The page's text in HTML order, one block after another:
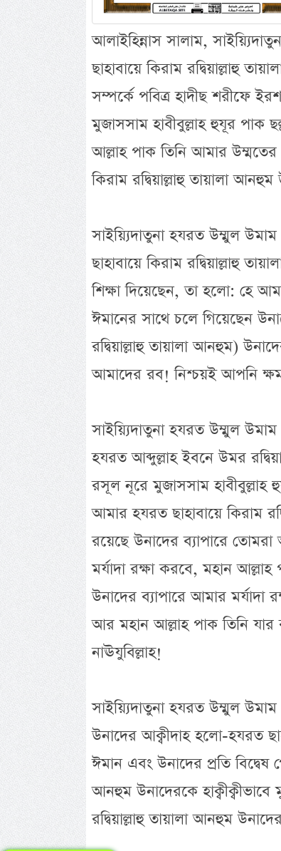
আলাইহিন্নাস সালাম,
ছাহাবায়ে কিরাম রদ্বিয়াল্লাহু
সম্পর্কে পবিত্র হাদীছ শরীফে
মুজাসসাম হাবীবুল্লাহ হুযূর পাক
আল্লাহ পাক তিনি আমার
কিরাম রদ্বিয়াল্লাহু তায়ালা
সাইয়্যিদাতুনা হযরত উম্মুল
ছাহাবায়ে কিরাম রদ্বিয়াল্লাহু
শিক্ষা দিয়েছেন, তা হলো: হে
ঈমানের সাথে চলে গিয়েছেন
রদ্বিয়াল্লাহু তায়ালা আনহুম)
আমাদের রব! নিশ্চয়ই আপনি
সাইয়্যিদাতুনা হযরত উম্মুল
হযরত আব্দুল্লাহ ইবনে উমর
রসূল নূরে মুজাসসাম হাবীবুল্লাহ
আমার হযরত ছাহাবায়ে কিরাম
রয়েছে উনাদের ব্যাপারে তোমরা
মর্যাদা রক্ষা করবে, মহান
উনাদের ব্যাপারে আমার মর্যাদা
আর মহান আল্লাহ পাক তিনি যার
নাঊযুবিল্লাহ!
সাইয়্যিদাতুনা হযরত উম্মুল
উনাদের আক্বীদাহ হলো-হযরত
ঈমান এবং উনাদের প্রতি বিদ্বেষ
আনহুম উনাদেরকে
রদ্বিয়াল্লাহু তায়ালা আনহুম